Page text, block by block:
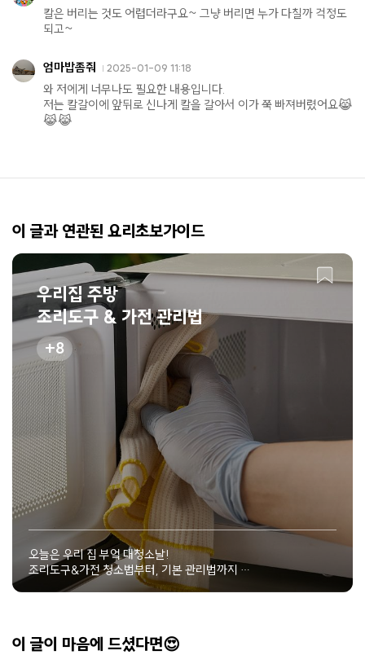
칼은 버리는 것도 어렵더라구요~ 그냥 버리면 누가 다칠까 걱정도
되고~
엄마밥좀줘 2025-01-09 11:18
와 저에게 너무나도 필요한 내용입니다.
저는 칼갈이에 앞뒤로 신나게 칼을 갈아서 이가 쭉 빠져버렸어요😹
😹😹
이 글과 연관된 요리초보가이드
우리집 주방
조리도구 & 가전 관리법
8
오늘은 우리 집 부엌 대청소날!
조리도구&가전 청소법부터, 기본 관리법까지
부엌 살림의 모든 것
이 글이 마음에 드셨다면😍